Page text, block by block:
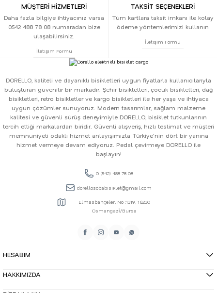
MÜŞTERİ HİZMETLERİ
Daha fazla bilgiye ihtiyacınız varsa
0542 488 78 08 numaradan bize
ulaşabilirsiniz.
İletişim Formu
TAKSİT SEÇENEKLERİ
Tüm kartlara taksit imkanı ile kolay
ödeme yöntemlerimizi kullanın
İletişim Formu
DORELLO, kaliteli ve dayanıklı bisikletleri uygun fiyatlarla kullanıcılarıyla
buluşturan güvenilir bir markadır. Şehir bisikletleri, çocuk bisikletleri, dağ
bisikletleri, retro bisikletler ve kargo bisikletleri ile her yaşa ve ihtiyaca
uygun çözümler sunuyoruz. Modern tasarımlar, sağlam malzeme
kalitesi ve güvenli sürüş deneyimiyle DORELLO, bisiklet tutkunlarının
tercih ettiği markalardan biridir. Güvenli alışveriş, hızlı teslimat ve müşteri
memnuniyeti odaklı hizmet anlayışımızla Türkiye'nin dört bir yanına
hizmet vermeye devam ediyoruz. Pedal çevirmeye DORELLO ile
başlayın!
0 (542) 488 78 08
dorellosobabisiklet@gmail.com
Elmasbahçeler, No :1319, 16230
Osmangazi̇/Bursa
HESABIM
HAKKIMIZDA